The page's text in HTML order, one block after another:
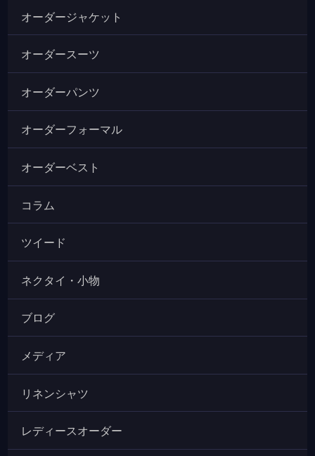
オーダージャケット
オーダースーツ
オーダーパンツ
オーダーフォーマル
オーダーベスト
コラム
ツイード
ネクタイ・小物
ブログ
メディア
リネンシャツ
レディースオーダー